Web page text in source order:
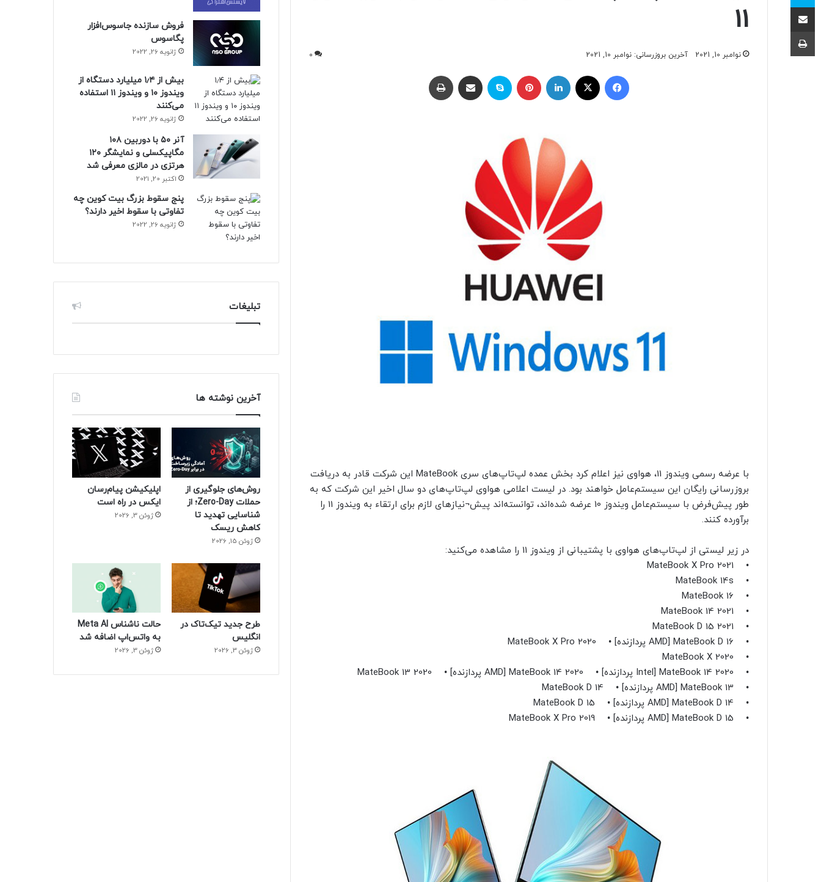
11
نوامبر 10, 2021 آخرین بروزرسانی: نوامبر 10, 2021 0
ایکس
با عرضه رسمی ویندوز 11، هواوی نیز اعلام کرد بخش عمده لپ‌تاپ‌های سری MateBook این شرکت قادر به دریافت
بروزرسانی رایگان این سیستم‌عامل خواهند بود. در لیست اعلامی هواوی لپ‌تاپ‌های دو سال اخیر این شرکت که به
طور پیش‌فرض با سیستم‌عامل ویندوز 10 عرضه شده‌اند، توانسته‌اند پیش¬نیازهای لازم برای ارتقاء به ویندوز 11 را
برآورده کنند.
در زیر لیستی از لپ‌تاپ‌های هواوی با پشتیبانی از ویندوز 11 را مشاهده می‌کنید:
• MateBook X Pro 2021
• MateBook 14s
• MateBook 16
• MateBook 14 2021
• MateBook D 15 2021
• MateBook D 16 [AMD پردازنده] • MateBook X Pro 2020
• MateBook X 2020
• MateBook 14 2020 [Intel پردازنده] • MateBook 14 2020 [AMD پردازنده] • MateBook 13 2020
• MateBook 13 [AMD پردازنده] • MateBook D 14
• MateBook D 14 [AMD پردازنده] • MateBook D 15
• MateBook D 15 [AMD پردازنده] • MateBook X Pro 2019
فروش سازنده جاسوس‌افزار
پگاسوس
ژانویه 26, 2022
بیش از ۱٫۴ میلیارد دستگاه از
ویندوز ۱۰ و ویندوز ۱۱ استفاده
می‌کنند
ژانویه 26, 2022
آنر ۵۰ با دوربین ۱۰۸
مگاپیکسلی و نمایشگر ۱۲۰
هرتزی در مالزی معرفی شد
اکتبر 20, 2021
پنج سقوط بزرگ بیت کوین چه
تفاوتی با سقوط اخیر دارند؟
ژانویه 26, 2022
تبلیغات
آخرین نوشته ها
روش‌های جلوگیری از
حملات Zero-Day؛ از
شناسایی تهدید تا
کاهش ریسک
ژوئن 15, 2026
اپلیکیشن پیام‌رسان
ایکس در راه است
ژوئن 3, 2026
طرح جدید تیک‌تاک در
انگلیس
ژوئن 3, 2026
حالت ناشناس Meta AI
به واتس‌اپ اضافه شد
ژوئن 3, 2026